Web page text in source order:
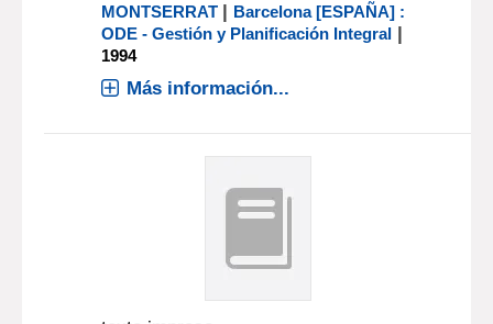
MONTSERRAT | Barcelona [ESPAÑA] :
ODE - Gestión y Planificación Integral |
1994
Más información...